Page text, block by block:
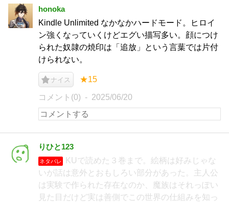
honoka
Kindle Unlimited なかなかハードモード。ヒロイ
ン強くなっていくけどエグい描写多い。顔につけ
られた奴隷の焼印は「追放」という言葉では片付
けられない。
ナイス ★15
コメント(0) 2025/06/20
りひと123
ネタバレ
KUで読めた３巻まで。絵柄は好みじゃな
いが話は意外とおもしろい部分があった。主人公
は実験で作られた存在なのか、魔族はそれっぽい
見た目だけど実は善側でこの世界の仕組みを知っ